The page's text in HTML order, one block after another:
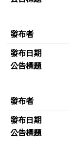
發布者
發布日期
公告標題
發布者
發布日期
公告標題